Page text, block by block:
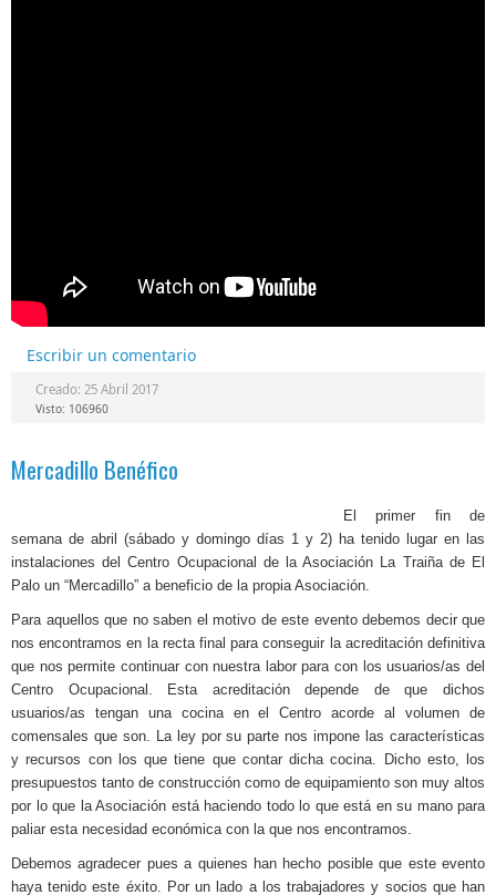
Escribir un comentario
Creado: 25 Abril 2017
Visto: 106960
Mercadillo Benéfico
El primer fin de
semana de abril (sábado y domingo días 1 y 2) ha tenido lugar en las
instalaciones del Centro Ocupacional de la Asociación La Traiña de El
Palo un “Mercadillo” a beneficio de la propia Asociación.
Para aquellos que no saben el motivo de este evento debemos decir que
nos encontramos en la recta final para conseguir la acreditación definitiva
que nos permite continuar con nuestra labor para con los usuarios/as del
Centro Ocupacional. Esta acreditación depende de que dichos
usuarios/as tengan una cocina en el Centro acorde al volumen de
comensales que son. La ley por su parte nos impone las características
y recursos con los que tiene que contar dicha cocina. Dicho esto, los
presupuestos tanto de construcción como de equipamiento son muy altos
por lo que la Asociación está haciendo todo lo que está en su mano para
paliar esta necesidad económica con la que nos encontramos.
Debemos agradecer pues a quienes han hecho posible que este evento
haya tenido este éxito. Por un lado a los trabajadores y socios que han